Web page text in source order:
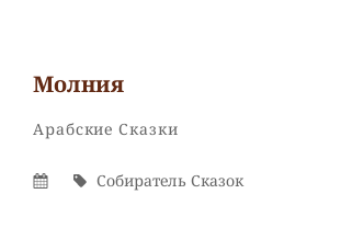
Молния
Рубрики
Арабские СказкиОт
Собиратель
Опубликовано
Автор
Собиратель Сказок